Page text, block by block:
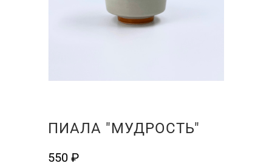
ПИАЛА "МУДРОСТЬ"
550 ₽